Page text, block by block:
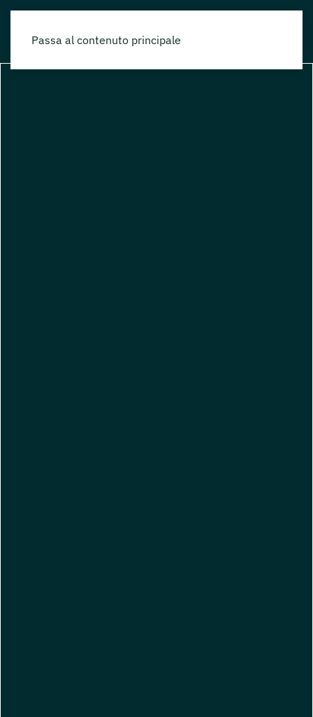
Passa al contenuto principale